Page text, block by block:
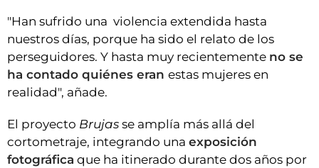
"Han sufrido una violencia extendida hasta
nuestros días, porque ha sido el relato de los
perseguidores. Y hasta muy recientemente no se
ha contado quiénes eran estas mujeres en
realidad", añade.
El proyecto Brujas se amplía más allá del
cortometraje, integrando una exposición
fotográfica que ha itinerado durante dos años por